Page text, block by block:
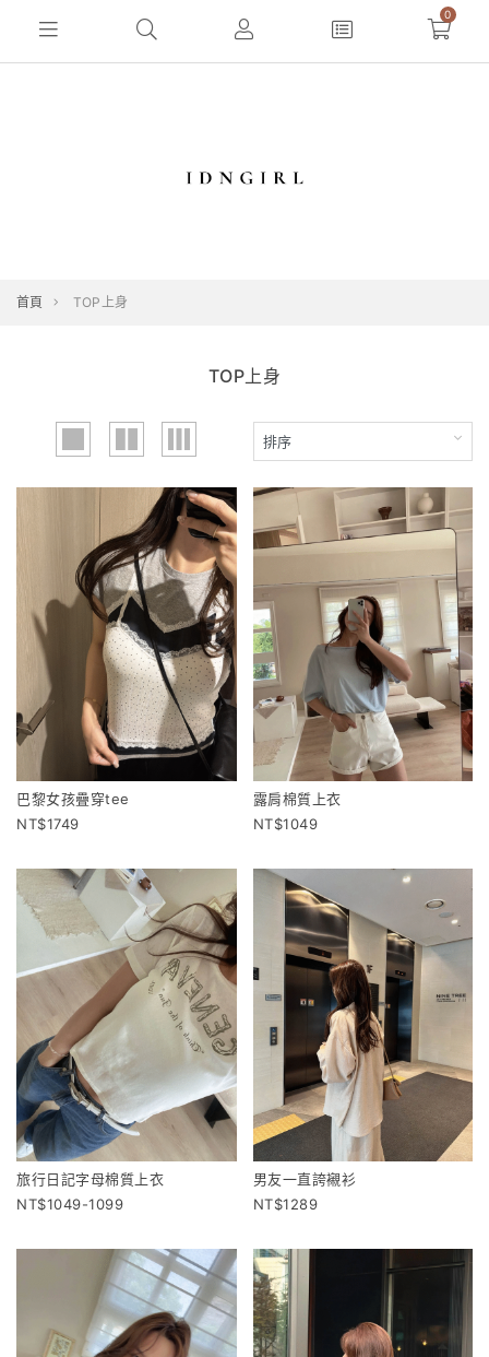
0
首頁 TOP上身
TOP上身
巴黎女孩疊穿tee
1749
露肩棉質上衣
1049
旅行日記字母棉質上衣
1049-1099
男友一直誇襯衫
1289